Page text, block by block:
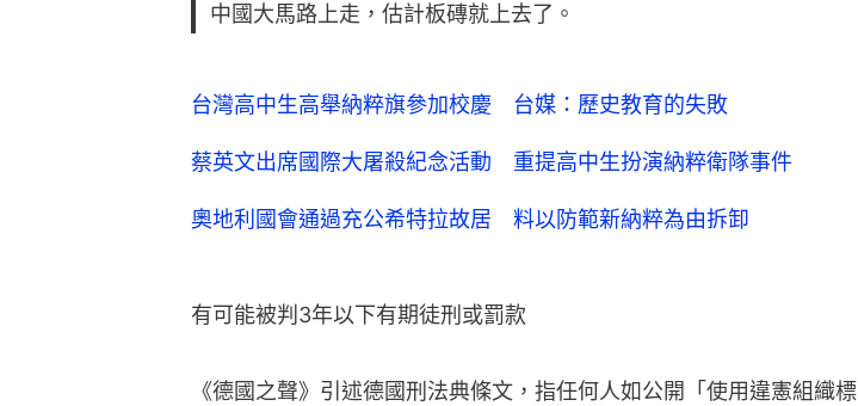
中國大馬路上走，估計板磚就上去了。
台灣高中生高舉納粹旗參加校慶 台媒：歷史教育的失敗
蔡英文出席國際大屠殺紀念活動 重提高中生扮演納粹衛隊事件
奧地利國會通過充公希特拉故居 料以防範新納粹為由拆卸
有可能被判3年以下有期徒刑或罰款
《德國之聲》引述德國刑法典條文，指任何人如公開「使用違憲組織標